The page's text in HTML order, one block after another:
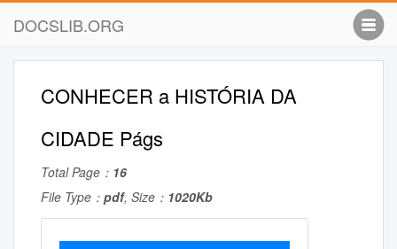
DOCSLIB.ORG
CONHECER a HISTÓRIA DA
CIDADE Págs
Total Page： 16
File Type： pdf, Size： 1020Kb